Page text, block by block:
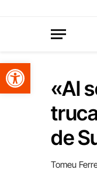
Obre la barra d'eines
«Al
de
Tomeu